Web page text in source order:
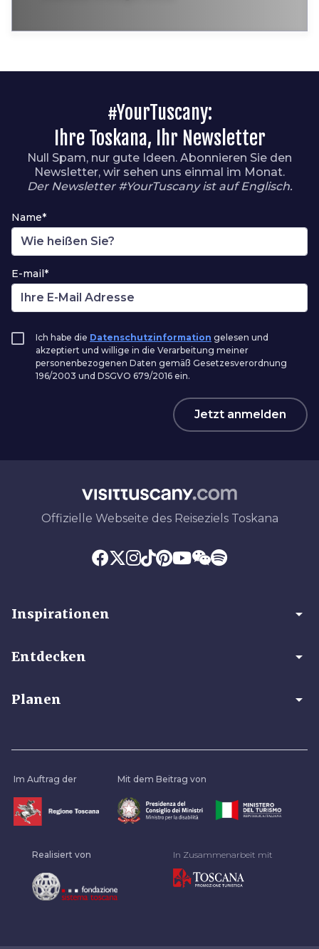
#YourTuscany:
Ihre Toskana, Ihr Newsletter
Null Spam, nur gute Ideen. Abonnieren Sie den
Newsletter, wir sehen uns einmal im Monat.
Der Newsletter #YourTuscany ist auf Englisch.
Name*
E-mail*
Ich habe die Datenschutzinformation gelesen und
akzeptiert und willige in die Verarbeitung meiner
personenbezogenen Daten gemäß Gesetzesverordnung
196/2003 und DSGVO 679/2016 ein.
Jetzt anmelden
Offizielle Webseite des Reiseziels Toskana
Inspirationen arrow_drop_down
Entdecken arrow_drop_down
Planen arrow_drop_down
Im Auftrag der Mit dem Beitrag von
Realisiert von In Zusammenarbeit mit